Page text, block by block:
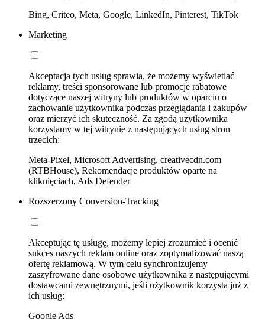
Bing, Criteo, Meta, Google, LinkedIn, Pinterest, TikTok
Marketing
Akceptacja tych usług sprawia, że możemy wyświetlać
reklamy, treści sponsorowane lub promocje rabatowe
dotyczące naszej witryny lub produktów w oparciu o
zachowanie użytkownika podczas przeglądania i zakupów
oraz mierzyć ich skuteczność. Za zgodą użytkownika
korzystamy w tej witrynie z następujących usług stron
trzecich:
Meta-Pixel, Microsoft Advertising, creativecdn.com
(RTBHouse), Rekomendacje produktów oparte na
kliknięciach, Ads Defender
Rozszerzony Conversion-Tracking
Akceptując tę usługę, możemy lepiej zrozumieć i ocenić
sukces naszych reklam online oraz zoptymalizować naszą
ofertę reklamową. W tym celu synchronizujemy
zaszyfrowane dane osobowe użytkownika z następującymi
dostawcami zewnętrznymi, jeśli użytkownik korzysta już z
ich usług:
Google Ads